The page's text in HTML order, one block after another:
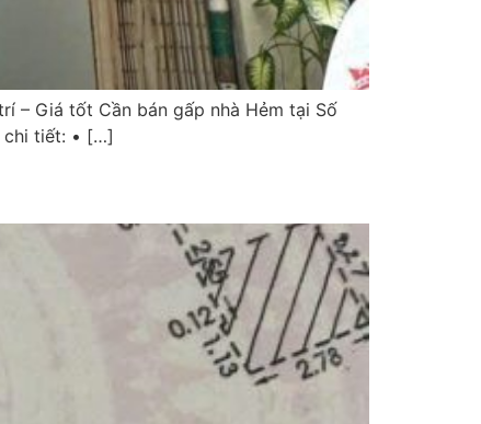
– Giá tốt Cần bán gấp nhà Hẻm tại Số
chi tiết: • […]